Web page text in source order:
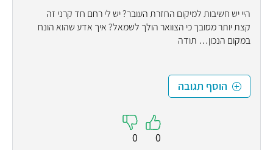
היי יש חשיבות למיקום החזרת העובר? יש לי רחם חד קרני זה
קצת יותר מסובך כי הצוואר הולך לשמאל? איך אדע שהוא הונח
במקום הנכון… תודה
הוסף תגובה
0
0